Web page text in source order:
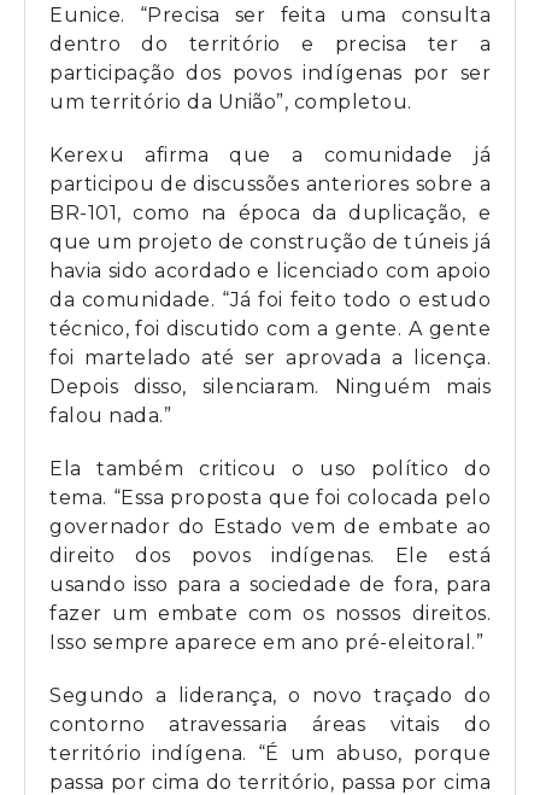
Eunice. “Precisa ser feita uma consulta
dentro do território e precisa ter a
participação dos povos indígenas por ser
um território da União”, completou.
Kerexu afirma que a comunidade já
participou de discussões anteriores sobre a
BR-101, como na época da duplicação, e
que um projeto de construção de túneis já
havia sido acordado e licenciado com apoio
da comunidade. “Já foi feito todo o estudo
técnico, foi discutido com a gente. A gente
foi martelado até ser aprovada a licença.
Depois disso, silenciaram. Ninguém mais
falou nada.”
Ela também criticou o uso político do
tema. “Essa proposta que foi colocada pelo
governador do Estado vem de embate ao
direito dos povos indígenas. Ele está
usando isso para a sociedade de fora, para
fazer um embate com os nossos direitos.
Isso sempre aparece em ano pré-eleitoral.”
Segundo a liderança, o novo traçado do
contorno atravessaria áreas vitais do
território indígena. “É um abuso, porque
passa por cima do território, passa por cima